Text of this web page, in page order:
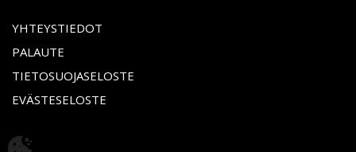
YHTEYSTIEDOT
PALAUTE
TIETOSUOJASELOSTE
EVÄSTESELOSTE